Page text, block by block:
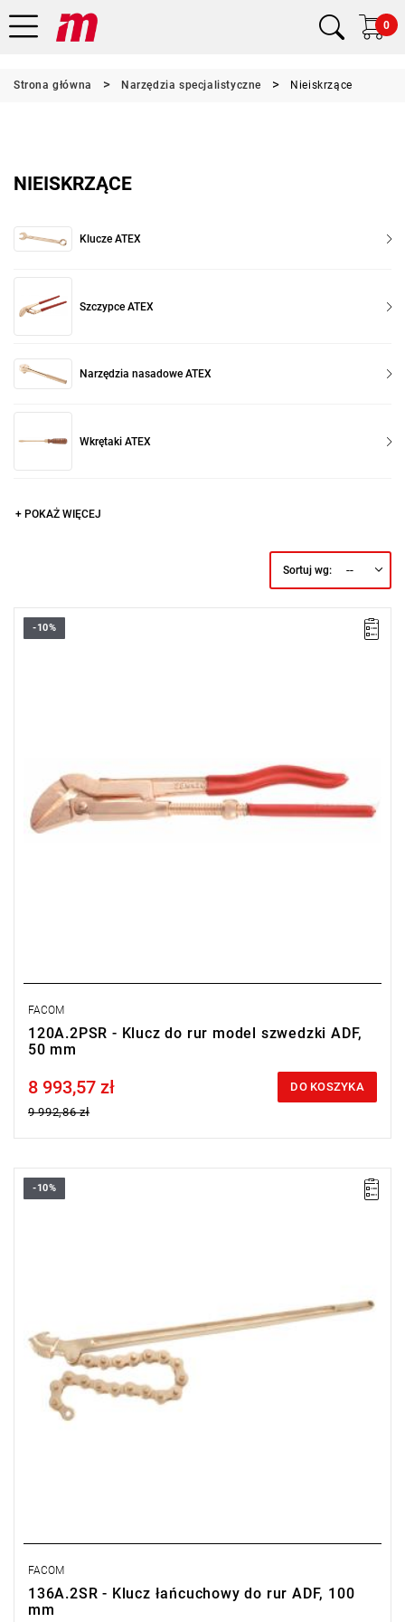
0
Strona główna Narzędzia specjalistyczne Nieiskrzące
NIEISKRZĄCE
Klucze ATEX
Szczypce ATEX
Narzędzia nasadowe ATEX
Wkrętaki ATEX
+ POKAŻ WIĘCEJ
Sortuj wg: --
Długość: 535 mm,
-10%
FACOM
120A.2PSR - Klucz do rur model szwedzki ADF,
50 mm
Price tax included
8 993,57 zł
9 992,86 zł
DO KOSZYKA
Długość: 600 mm,
-10%
FACOM
136A.2SR - Klucz łańcuchowy do rur ADF, 100
mm